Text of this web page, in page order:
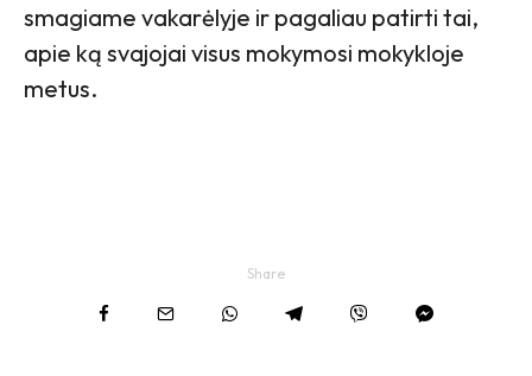
smagiame vakarėlyje ir pagaliau patirti tai,
apie ką svajojai visus mokymosi mokykloje
metus.
Share